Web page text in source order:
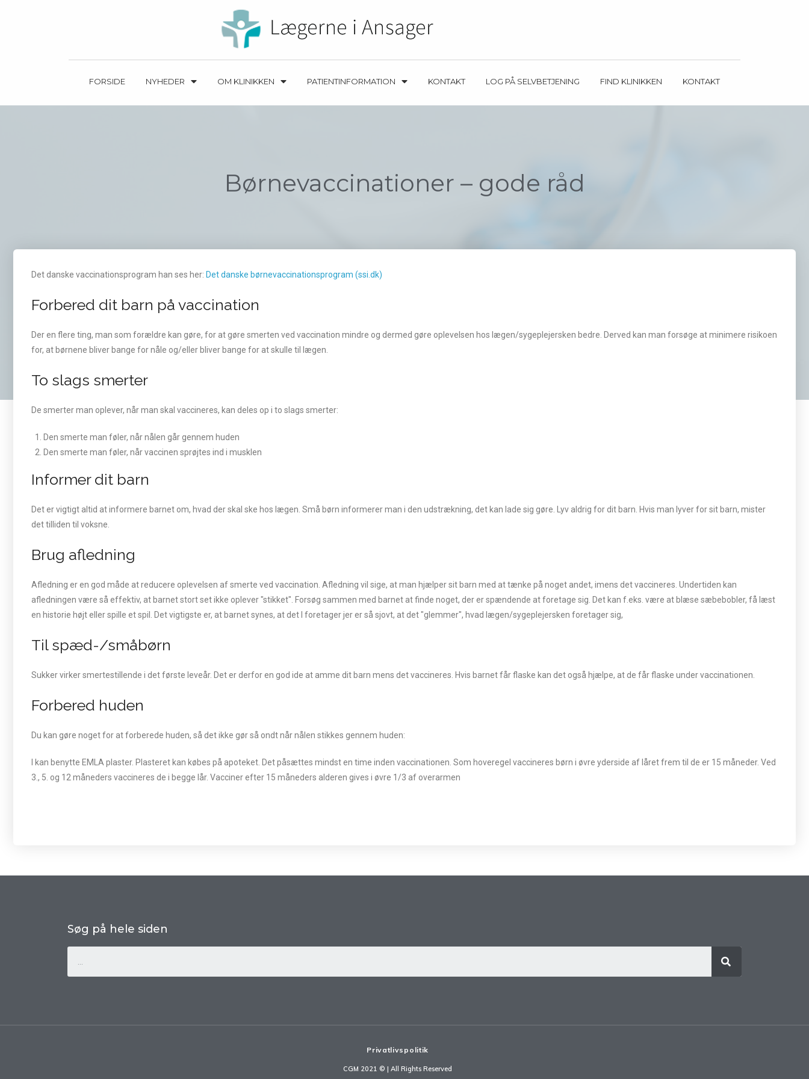
FORSIDE NYHEDER OM KLINIKKEN PATIENTINFORMATION KONTAKT LOG PÅ SELVBETJENING FIND KLINIKKEN KONTAKT
Børnevaccinationer – gode råd
Det danske vaccinationsprogram han ses her: Det danske børnevaccinationsprogram (ssi.dk)
Forbered dit barn på vaccination
Der en flere ting, man som forældre kan gøre, for at gøre smerten ved vaccination mindre og dermed gøre oplevelsen hos lægen/sygeplejersken bedre. Derved kan man forsøge at minimere risikoen
for, at børnene bliver bange for nåle og/eller bliver bange for at skulle til lægen.
To slags smerter
De smerter man oplever, når man skal vaccineres, kan deles op i to slags smerter:
Den smerte man føler, når nålen går gennem huden
Den smerte man føler, når vaccinen sprøjtes ind i musklen
Informer dit barn
Det er vigtigt altid at informere barnet om, hvad der skal ske hos lægen. Små børn informerer man i den udstrækning, det kan lade sig gøre. Lyv aldrig for dit barn. Hvis man lyver for sit barn, mister
det tilliden til voksne.
Brug afledning
Afledning er en god måde at reducere oplevelsen af smerte ved vaccination. Afledning vil sige, at man hjælper sit barn med at tænke på noget andet, imens det vaccineres. Undertiden kan
afledningen være så effektiv, at barnet stort set ikke oplever "stikket". Forsøg sammen med barnet at finde noget, der er spændende at foretage sig. Det kan f.eks. være at blæse sæbebobler, få læst
en historie højt eller spille et spil. Det vigtigste er, at barnet synes, at det I foretager jer er så sjovt, at det "glemmer", hvad lægen/sygeplejersken foretager sig,
Til spæd-/småbørn
Sukker virker smertestillende i det første leveår. Det er derfor en god ide at amme dit barn mens det vaccineres. Hvis barnet får flaske kan det også hjælpe, at de får flaske under vaccinationen.
Forbered huden
Du kan gøre noget for at forberede huden, så det ikke gør så ondt når nålen stikkes gennem huden:
I kan benytte EMLA plaster. Plasteret kan købes på apoteket. Det påsættes mindst en time inden vaccinationen. Som hoveregel vaccineres børn i øvre yderside af låret frem til de er 15 måneder. Ved
3., 5. og 12 måneders vaccineres de i begge lår. Vacciner efter 15 måneders alderen gives i øvre 1/3 af overarmen
Søg på hele siden
Privatlivspolitik
CGM 2021 ©​ | All Rights Reserved